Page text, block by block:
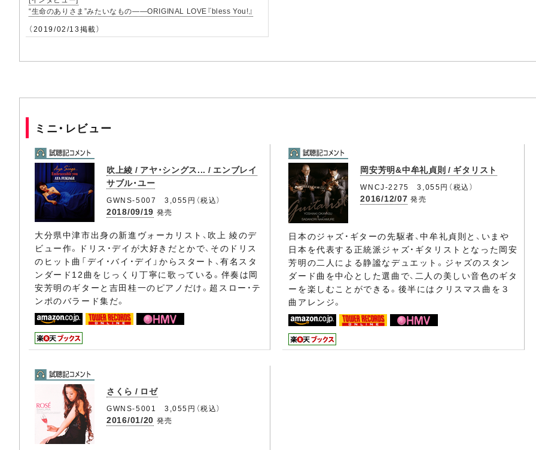
“生命のありさま”みたいなもの――ORIGINAL LOVE『bless You!』
（2019/02/13掲載）
ミニ・レビュー
吹上綾 / アヤ・シングス... / エンブレイ
サブル・ユー
GWNS-5007 3,055円（税込）
2018/09/19 発売
大分県中津市出身の新進ヴォーカリスト、吹上 綾のデ
ビュー作。ドリス・デイが大好きだとかで、そのドリス
のヒット曲「デイ・バイ・デイ」からスタート、有名スタ
ンダード12曲をじっくり丁寧に歌っている。伴奏は岡
安芳明のギターと吉田桂一のピアノだけ。超スロー・テ
ンポのバラード集だ。
岡安芳明&中牟礼貞則 / ギタリスト
WNCJ-2275 3,055円（税込）
2016/12/07 発売
日本のジャズ・ギターの先駆者、中牟礼貞則と、いまや
日本を代表する正統派ジャズ・ギタリストとなった岡安
芳明の二人による静謐なデュエット。ジャズのスタン
ダード曲を中心とした選曲で、二人の美しい音色のギタ
ーを楽しむことができる。後半にはクリスマス曲を３
曲アレンジ。
さくら / ロゼ
GWNS-5001 3,055円（税込）
2016/01/20 発売